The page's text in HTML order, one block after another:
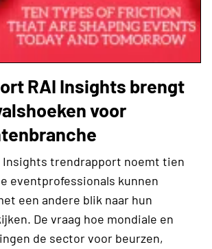
RAI Insights brengt
voor
Insights trendrapport noemt tien
eventprofessionals kunnen
een andere blik naar hun
De vraag hoe mondiale en
de sector voor beurzen,